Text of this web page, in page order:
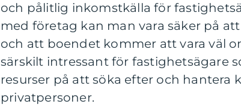
och pålitlig inkomstkälla för
med företag kan man vara säker på
och att boendet kommer att vara väl
särskilt intressant för fastighetsägare
resurser på att söka efter och
privatpersoner.